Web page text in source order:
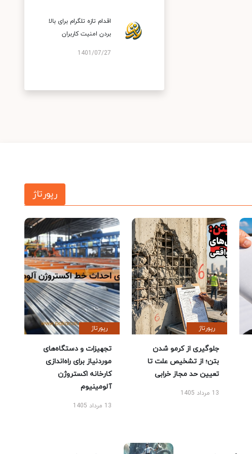
اقدام تازه تلگرام برای بالا
بردن امنیت کاربران
1401/07/27
رپورتاژ
رپورتاژ
جلوگیری از کرمو شدن
بتن؛ از تشخیص علت تا
تعیین حد مجاز خرابی
13 مرداد 1405
رپورتاژ
تجهیزات و دستگاه‌های
موردنیاز برای راه‌اندازی
کارخانه اکستروژن
آلومینیوم
13 مرداد 1405